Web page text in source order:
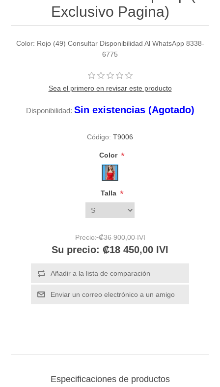
Exclusivo Pagina)
Color: Rojo (49) Consultar Disponibilidad Al WhatsApp 8338-
6775
Sea el primero en revisar este producto
Disponibilidad: Sin existencias (Agotado)
Código: T9006
Color *
Talla *
Precio: ₡36 900,00 IVI
Su precio: ₡18 450,00 IVI
Especificaciones de productos